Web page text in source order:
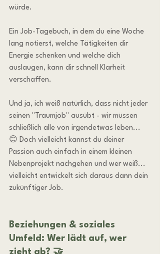
würde.
Ein Job-Tagebuch, in dem du eine Woche
lang notierst, welche Tätigkeiten dir
Energie schenken und welche dich
auslaugen, kann dir schnell Klarheit
verschaffen.
Und ja, ich weiß natürlich, dass nicht jeder
seinen "Traumjob" ausübt - wir müssen
schließlich alle von irgendetwas leben...
😊 Doch vielleicht kannst du deiner
Passion auch einfach in einem kleinen
Nebenprojekt nachgehen und wer weiß...
vielleicht entwickelt sich daraus dann dein
zukünftiger Job.
Beziehungen & soziales
Umfeld: Wer lädt auf, wer
zieht ab? 🤝